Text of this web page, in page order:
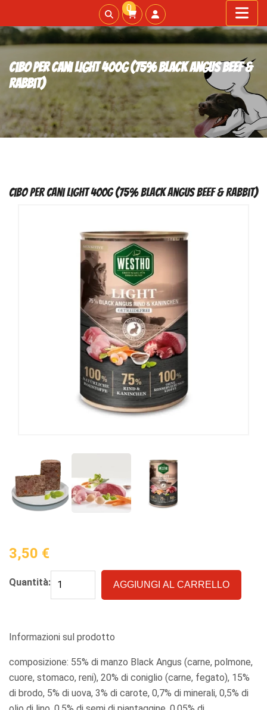
0
Cibo per cani Light 400g (75% Black Angus Beef &
Rabbit)
Cibo per cani Light 400g (75% Black Angus Beef & Rabbit)
3,50 €
Quantità: AGGIUNGI AL CARRELLO
Informazioni sul prodotto
composizione: 55% di manzo Black Angus (carne, polmone,
cuore, stomaco, reni), 20% di coniglio (carne, fegato), 15%
di brodo, 5% di uova, 3% di carote, 0,7% di minerali, 0,5% di